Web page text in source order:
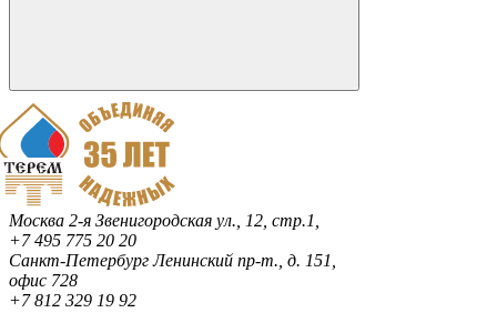
Москва 2-я Звенигородская ул., 12, стр.1,
+7 495 775 20 20
Санкт-ПетербургЛенинский пр-т., д. 151,
офис 728
+7 812 329 19 92